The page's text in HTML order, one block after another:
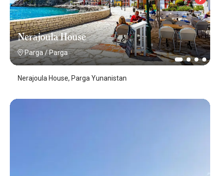
Nerajoula House
Parga/Parga
Nerajoula House, Parga Yunanistan